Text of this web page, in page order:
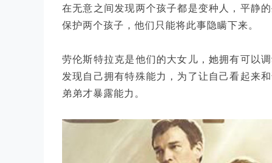
在无意之间发现两个孩子都是变种人，平静
保护两个孩子，他们只能将此事隐瞒下来。
劳伦斯特拉克是他们的大女儿，她拥有可以
发现自己拥有特殊能力，为了让自己看起来
弟弟才暴露能力。